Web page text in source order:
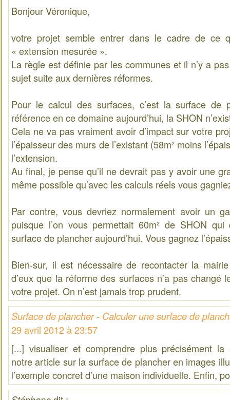
Bonjour Véronique,
votre projet semble entrer dans le cadre de ce
« extension mesurée ».
La règle est définie par les communes et il n’y a
sujet suite aux dernières réformes.
Pour le calcul des surfaces, c’est la surface de
référence en ce domaine aujourd’hui, la SHON
Cela ne va pas vraiment avoir d’impact sur votre
l’épaisseur des murs de l’existant (58m² moins
l’extension.
Au final, je pense qu’il ne devrait pas y avoir une
même possible qu’avec les calculs réels vous
Par contre, vous devriez normalement avoir un
puisque l’on vous permettait 60m² de SHON qui
surface de plancher aujourd’hui. Vous gagnez
Bien-sur, il est nécessaire de recontacter la
d’eux que la réforme des surfaces n’a pas changé
votre projet. On n’est jamais trop prudent.
Surface de plancher - Calculer une surface de
29 avril 2012 à 23:57
[...] visualiser et comprendre plus précisément la
notre article sur la surface de plancher en images
l’exemple concret d’une maison individuelle. Enfin,